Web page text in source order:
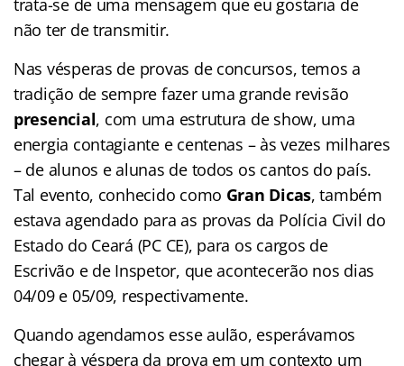
trata-se de uma mensagem que eu gostaria de
não ter de transmitir.
Nas vésperas de provas de concursos, temos a
tradição de sempre fazer uma grande revisão
presencial, com uma estrutura de show, uma
energia contagiante e centenas – às vezes milhares
– de alunos e alunas de todos os cantos do país.
Tal evento, conhecido como Gran Dicas, também
estava agendado para as provas da Polícia Civil do
Estado do Ceará (PC CE), para os cargos de
Escrivão e de Inspetor, que acontecerão nos dias
04/09 e 05/09, respectivamente.
Quando agendamos esse aulão, esperávamos
chegar à véspera da prova em um contexto um